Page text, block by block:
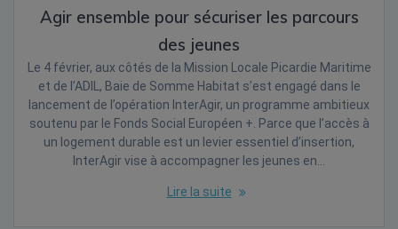
Agir ensemble pour sécuriser les parcours
des jeunes
Le 4 février, aux côtés de la Mission Locale Picardie Maritime
et de l’ADIL, Baie de Somme Habitat s’est engagé dans le
lancement de l’opération InterAgir, un programme ambitieux
soutenu par le Fonds Social Européen +. Parce que l’accès à
un logement durable est un levier essentiel d’insertion,
InterAgir vise à accompagner les jeunes en…
Lire la suite